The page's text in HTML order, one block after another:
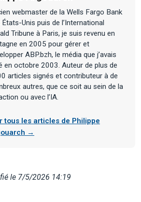
webmaster de la Wells Fargo Bank
Unis puis de l’International
Tribune à Paris, je suis revenu en
en 2005 pour gérer et
ABP.bzh, le média que j’avais
en octobre 2003. Auteur de plus de
articles signés et contributeur à de
autres, que ce soit au sein de la
ou avec l’IA.
tous les articles de Philippe
→
le 7/5/2026 14:19